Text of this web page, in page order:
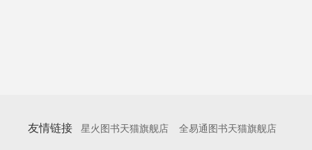
友情链接 星火图书天猫旗舰店 全易通图书天猫旗舰店